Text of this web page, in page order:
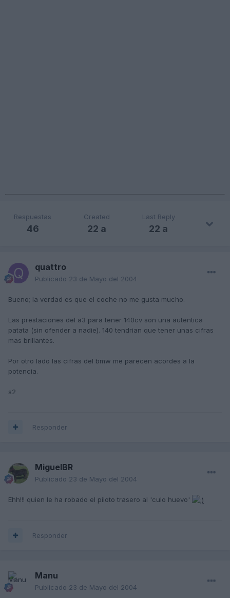
Respuestas
46
Created
22 a
Last Reply
22 a
quattro
Publicado 23 de Mayo del 2004
Bueno; la verdad es que el coche no me gusta mucho.
Las prestaciones del a3 para tener 140cv son una autentica
patata (sin ofender a nadie). 140 tendrian que tener unas cifras
mas brillantes.
Por otro lado las cifras del bmw me parecen acordes a la
potencia.
s2
Responder
MiguelBR
Publicado 23 de Mayo del 2004
Ehh!!! quien le ha robado el piloto trasero al 'culo huevo'
Responder
Manu
Publicado 23 de Mayo del 2004